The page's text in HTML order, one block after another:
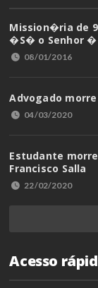
Mission�ria de
�S� o Senhor
08/01/2016
Advogado
04/03/2020
Estudante
Francisco Salla
22/02/2020
Acesso